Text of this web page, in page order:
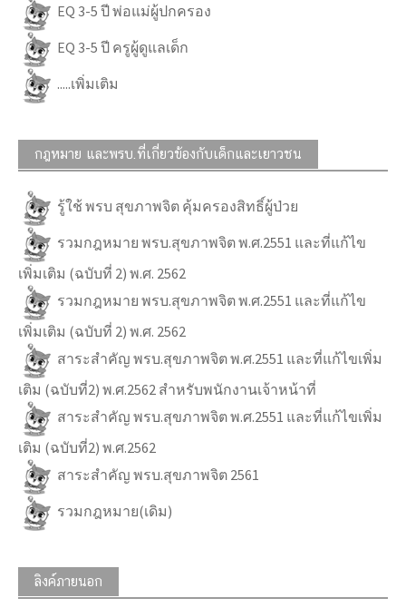
EQ 3-5 ปี พ่อแม่ผู้ปกครอง
EQ 3-5 ปี ครูผู้ดูแลเด็ก
.....เพิ่มเติม
กฎหมาย และพรบ.ที่เกี่ยวข้องกับเด็กและเยาวชน
รู้ใช้ พรบ สุขภาพจิต คุ้มครองสิทธิ์ผู้ป่วย
รวมกฎหมาย พรบ.สุขภาพจิต พ.ศ.2551 และที่แก้ไข
เพิ่มเติม (ฉบับที่ 2) พ.ศ. 2562
รวมกฎหมาย พรบ.สุขภาพจิต พ.ศ.2551 และที่แก้ไข
เพิ่มเติม (ฉบับที่ 2) พ.ศ. 2562
สาระสำคัญ พรบ.สุขภาพจิต พ.ศ.2551 และที่แก้ไขเพิ่ม
เติม (ฉบับที่2) พ.ศ.2562 สำหรับพนักงานเจ้าหน้าที่
สาระสำคัญ พรบ.สุขภาพจิต พ.ศ.2551 และที่แก้ไขเพิ่ม
เติม (ฉบับที่2) พ.ศ.2562
สาระสำคัญ พรบ.สุขภาพจิต 2561
รวมกฎหมาย(เดิม)
ลิงค์ภายนอก